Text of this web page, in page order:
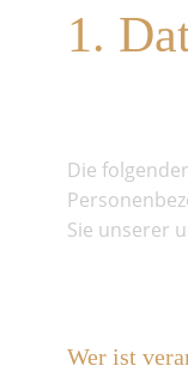
1.
Die
Sie unserer
Wer ist